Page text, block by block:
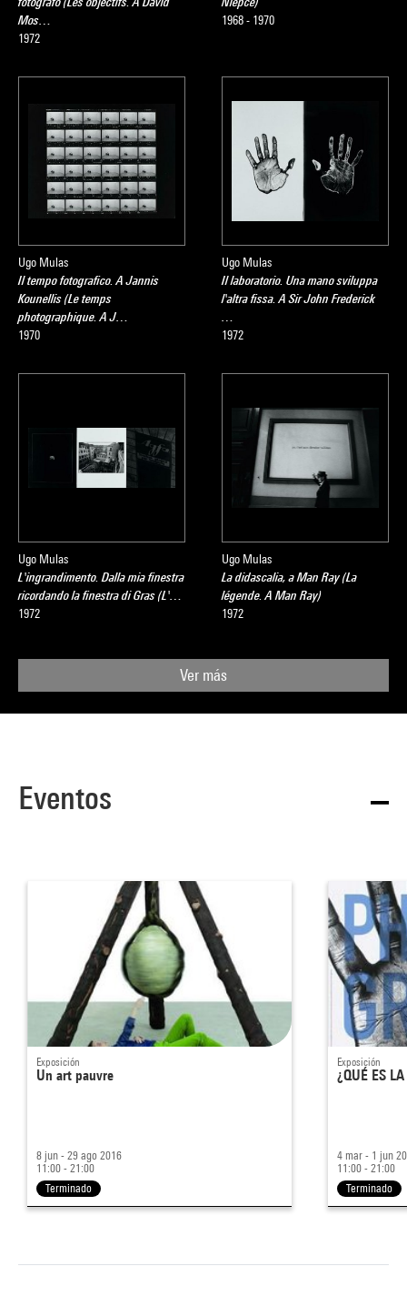
Mos…
1972
1968 - 1970
Ugo Mulas
Il tempo fotografico. A Jannis
Kounellis (Le temps
photographique. A J…
1970
Ugo Mulas
Il laboratorio. Una mano sviluppa
l'altra fissa. A Sir John Frederick
1972
Ugo Mulas
L'ingrandimento. Dalla mia finestra
ricordando la finestra di Gras (L'…
1972
Ugo Mulas
La didascalia, a Man Ray (La
légende. A Man Ray)
1972
Ver más
Eventos
Exposición
Un art pauvre
8 jun - 29 ago 2016
11:00 - 21:00
Terminado
Exposición
¿QUÉ ES
4 mar - 1 jun
11:00 - 21:00
Terminado